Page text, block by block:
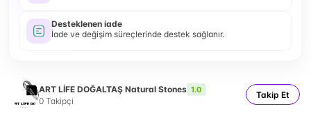
Desteklenen iade
İade ve değişim süreçlerinde destek sağlanır.
ART LİFE DOĞALTAŞ Natural Stones 1.0
0 Takipçi
Takip Et